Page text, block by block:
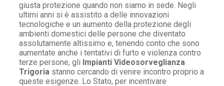
giusta protezione quando non siamo in sede. Negli
ultimi anni si è assistito a delle innovazioni
tecnologiche e un aumento della protezione degli
ambienti domestici delle persone che diventato
assolutamente altissimo e, tenendo conto che sono
aumentate anche i tentativi di furto e violenza contro
terze persone, gli Impianti Videosorveglianza
Trigoria stanno cercando di venire incontro proprio a
queste esigenze. Lo Stato, per incentivare